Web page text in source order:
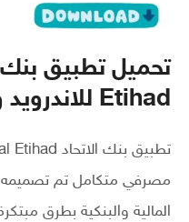
Etihad للاندرويد و الايفون 2025
مصرفي متكامل تم تصميمه
المالية والبنكية بطرق